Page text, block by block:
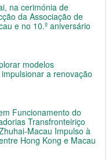
na cerimónia de
da Associação de
e no 10.º aniversário
modelos
a renovação
Funcionamento do
Transfronteiriço
Macau Impulso à
Hong Kong e Macau